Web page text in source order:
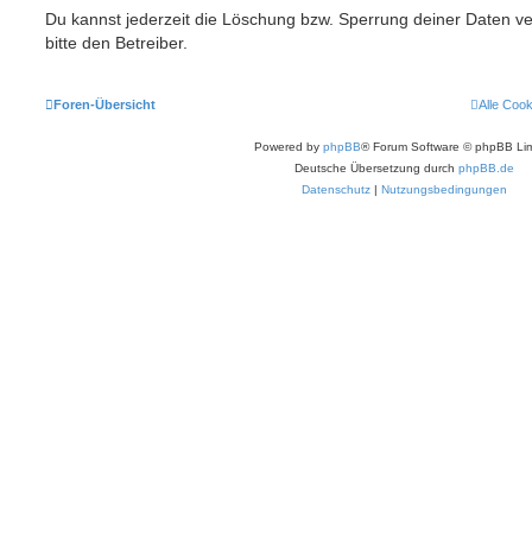
Du kannst jederzeit die Löschung bzw. Sperrung deiner Daten
bitte den Betreiber.
Foren-Übersicht Alle
Powered by phpBB® Forum Software © phpBB
Deutsche Übersetzung durch phpBB.de
Datenschutz
Nutzungsbedingungen